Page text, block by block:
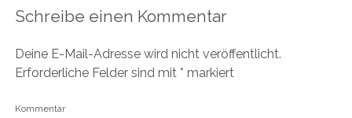
Schreibe einen Kommentar
Deine E-Mail-Adresse wird nicht veröffentlicht.
Erforderliche Felder sind mit * markiert
Kommentar